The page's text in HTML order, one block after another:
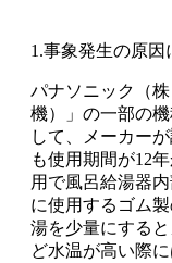
1.事象発生の原因
パナソニック（
機）」の一部の
して、メーカー
も使用期間が12
用で風呂給湯器
に使用するゴム
湯を少量にする
ど水温が高い際